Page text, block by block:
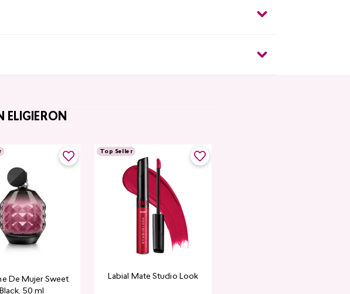
ELIGIERON
De Mujer Sweet
Black, 50 ml
Top Seller
Labial Mate Studio Look